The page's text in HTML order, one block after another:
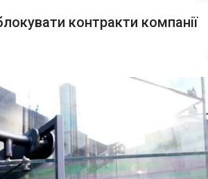
контракти компанії